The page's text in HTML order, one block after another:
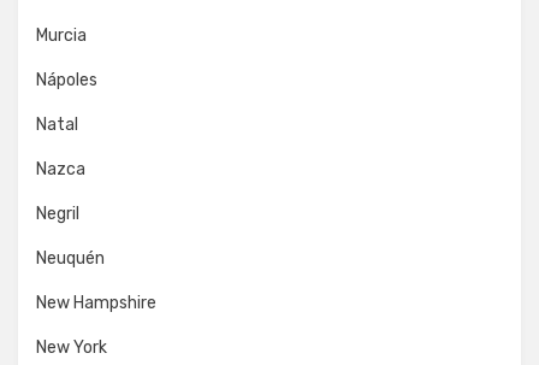
Murcia
Nápoles
Natal
Nazca
Negril
Neuquén
New Hampshire
New York